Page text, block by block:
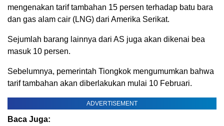
mengenakan tarif tambahan 15 persen terhadap batu bara
dan gas alam cair (LNG) dari Amerika Serikat.
Sejumlah barang lainnya dari AS juga akan dikenai bea
masuk 10 persen.
Sebelumnya, pemerintah Tiongkok mengumumkan bahwa
tarif tambahan akan diberlakukan mulai 10 Februari.
ADVERTISEMENT
Baca Juga: